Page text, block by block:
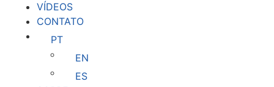
VÍDEOS
CONTATO
PT
EN
ES